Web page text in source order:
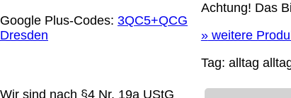
Google Plus-Codes: 3QC5+QCG
Dresden
Wir sind nach §4 Nr. 19a UStG
Achtung! Das
»weitere
Tag: alltag
http://ec.europa.eu/consumers/odr/ Unsere E-
Seitenanfang
Impressum AGB Widerruf
This website uses cookies to provide the best